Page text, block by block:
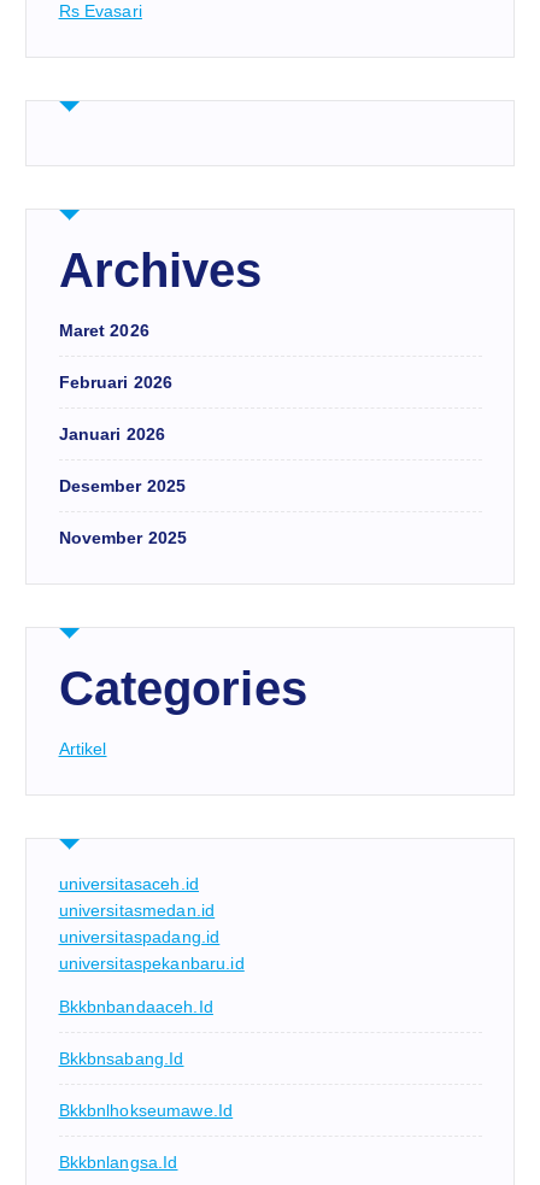
Rs Evasari
Archives
Maret 2026
Februari 2026
Januari 2026
Desember 2025
November 2025
Categories
Artikel
universitasaceh.id
universitasmedan.id
universitaspadang.id
universitaspekanbaru.id
Bkkbnbandaaceh.id
Bkkbnsabang.id
Bkkbnlhokseumawe.id
Bkkbnlangsa.id